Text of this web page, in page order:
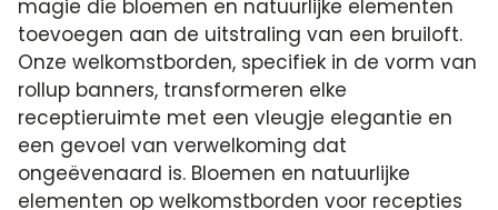
magie die bloemen en natuurlijke elementen
toevoegen aan de uitstraling van een bruiloft.
Onze welkomstborden, specifiek in de vorm van
rollup banners, transformeren elke
receptieruimte met een vleugje elegantie en
een gevoel van verwelkoming dat
ongeëvenaard is. Bloemen en natuurlijke
elementen op welkomstborden voor recepties